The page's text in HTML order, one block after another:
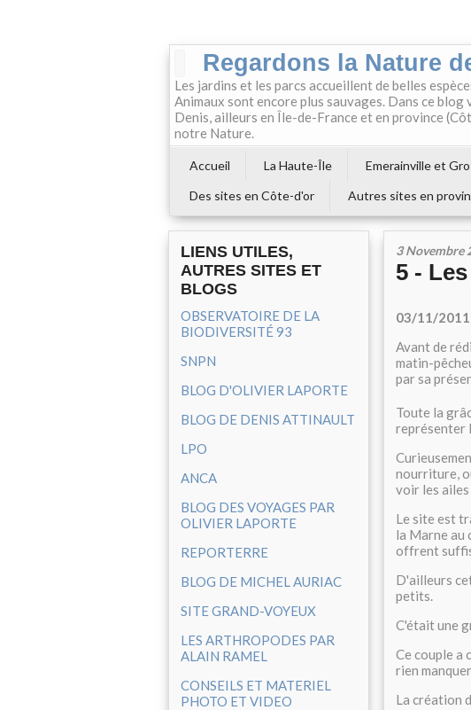
Regardons la Nature
Les jardins et les parcs accueillent de belles
Animaux sont encore plus sauvages. Dans ce
Denis, ailleurs en Île-de-France et en province
notre Nature.
Accueil La Haute-Île Emerainville et
Des sites en Côte-d'or
Autres sites en
LIENS UTILES,
AUTRES SITES ET
BLOGS
OBSERVATOIRE DE LA
BIODIVERSITÉ 93
SNPN
BLOG D'OLIVIER LAPORTE
BLOG DE DENIS ATTINAULT
LPO
ANCA
BLOG DES VOYAGES PAR
OLIVIER LAPORTE
REPORTERRE
BLOG DE MICHEL AURIAC
SITE GRAND-VOYEUX
LES ARTHROPODES PAR
ALAIN RAMEL
CONSEILS ET MATERIEL
PHOTO ET VIDEO
3 Novembre
5 -
03/11/2011
Avant de
matin-
par sa
Toute la
représenter
nourriture,
voir les
Le site est
la Marne au
offrent
D'ailleurs
petits.
C'était une
Ce couple a
rien
La création